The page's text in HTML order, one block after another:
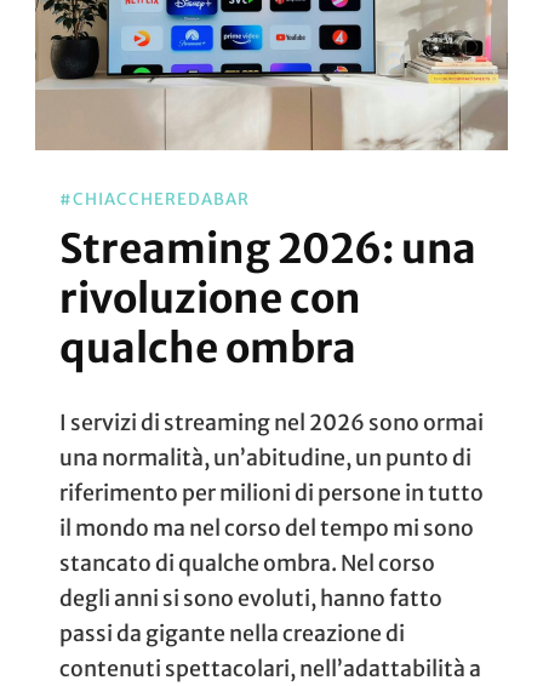
#CHIACCHEREDABAR
Streaming 2026: una
rivoluzione con
qualche ombra
I servizi di streaming nel 2026 sono ormai
una normalità, un’abitudine, un punto di
riferimento per milioni di persone in tutto
il mondo ma nel corso del tempo mi sono
stancato di qualche ombra. Nel corso
degli anni si sono evoluti, hanno fatto
passi da gigante nella creazione di
contenuti spettacolari, nell’adattabilità a